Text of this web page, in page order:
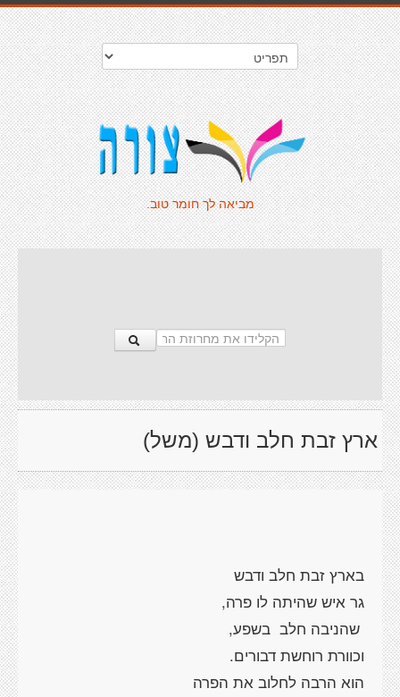
מביאה לך חומר טוב.
ארץ זבת חלב ודבש (משל)
בארץ זבת חלב ודבש
גר איש שהיתה לו פרה,
שהניבה חלב בשפע,
וכוורת רוחשת דבורים.
הוא הרבה לחלוב את הפרה